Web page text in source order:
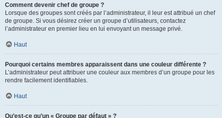
Comment devenir chef de groupe ?
Lorsque des groupes sont créés par l’administrateur, il leur est attribué un chef
de groupe. Si vous désirez créer un groupe d’utilisateurs, contactez
l’administrateur en premier lieu en lui envoyant un message privé.
Haut
Pourquoi certains membres apparaissent dans une couleur différente ?
L’administrateur peut attribuer une couleur aux membres d’un groupe pour les
rendre facilement identifiables.
Haut
Qu’est-ce qu’un « Groupe par défaut » ?